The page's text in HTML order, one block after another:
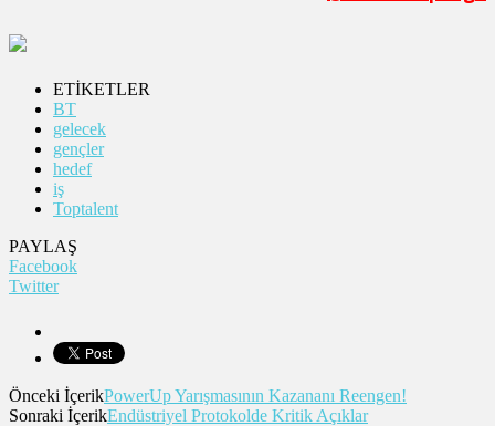
ETİKETLER
BT
gelecek
gençler
hedef
iş
Toptalent
PAYLAŞ
Facebook
Twitter
Önceki İçerikPowerUp Yarışmasının Kazananı Reengen!
Sonraki İçerikEndüstriyel Protokolde Kritik Açıklar